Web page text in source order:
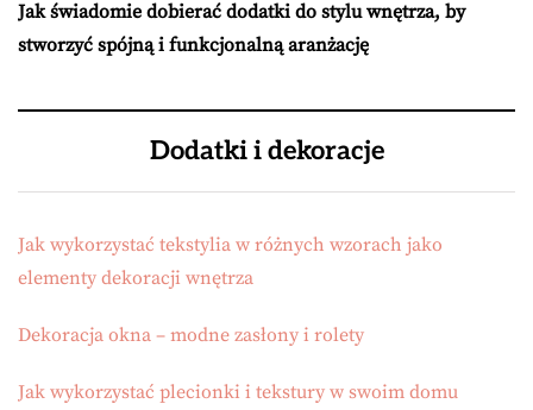
Jak świadomie dobierać dodatki do stylu wnętrza, by
stworzyć spójną i funkcjonalną aranżację
Dodatki i dekoracje
Jak wykorzystać tekstylia w różnych wzorach jako
elementy dekoracji wnętrza
Dekoracja okna – modne zasłony i rolety
Jak wykorzystać plecionki i tekstury w swoim domu